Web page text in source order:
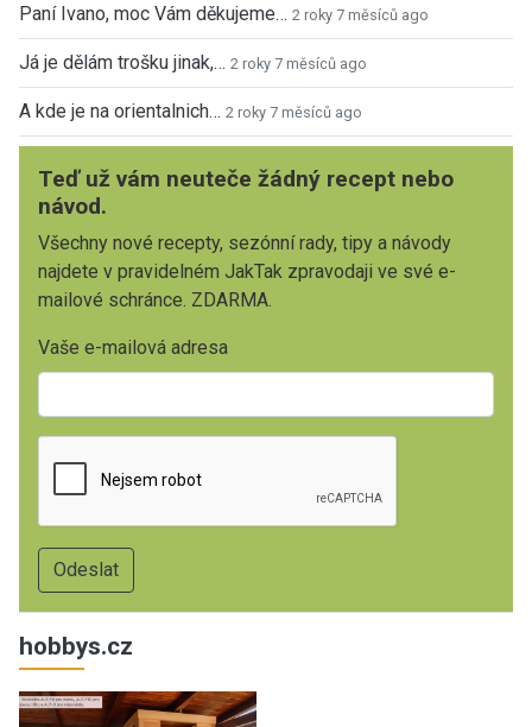
Paní Ivano, moc Vám děkujeme… 2 roky 7 měsíců ago
Já je dělám trošku jinak,… 2 roky 7 měsíců ago
A kde je na orientalnich… 2 roky 7 měsíců ago
Teď už vám neuteče žádný recept nebo
návod.
Všechny nové recepty, sezónní rady, tipy a návody
najdete v pravidelném JakTak zpravodaji ve své e-
mailové schránce. ZDARMA.
Vaše e-mailová adresa
hobbys.cz